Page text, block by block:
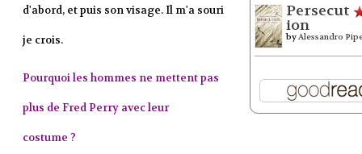
d'abord, et puis son visage. Il m'a souri
je crois.
Pourquoi les hommes ne mettent pas
plus de Fred Perry avec leur
costume ?
Persecut
ion
byAlessandro